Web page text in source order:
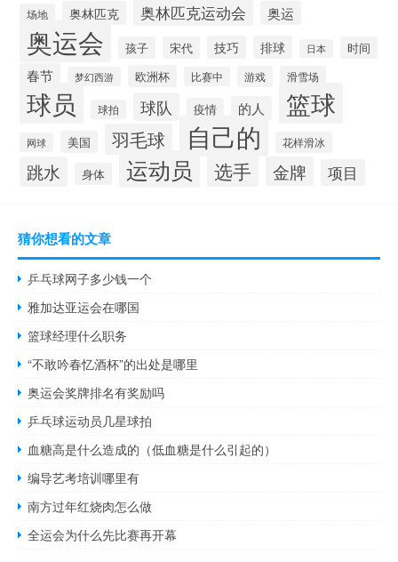
场地 奥林匹克 奥林匹克运动会 奥运
奥运会 孩子 宋代 技巧 排球 日本 时间
春节 梦幻西游 欧洲杯 比赛中 游戏 滑雪场
球员 球拍 球队 疫情 的人 篮球
网球 美国 羽毛球 自己的 花样滑冰
跳水 身体 运动员 选手 金牌 项目
猜你想看的文章
乒乓球网子多少钱一个
雅加达亚运会在哪国
篮球经理什么职务
“不敢吟春忆酒杯”的出处是哪里
奥运会奖牌排名有奖励吗
乒乓球运动员几星球拍
血糖高是什么造成的（低血糖是什么引起的）
编导艺考培训哪里有
南方过年红烧肉怎么做
全运会为什么先比赛再开幕